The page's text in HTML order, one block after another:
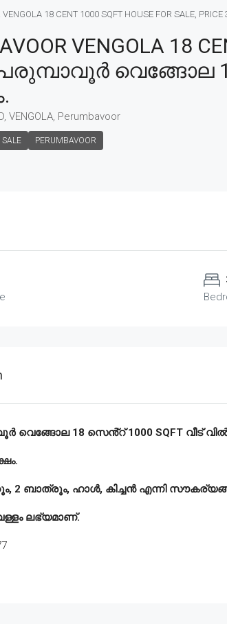
VENGOLA 18 CENT 1000 SQFT HOUSE FOR
VENGOLA 18
വെങ്ങോല
VENGOLA, Perumbavoor
SALE PERUMBAVOOR
വെങ്ങോല 18 സെൻ്റ് 1000 SQFT വീട്
2 ബാത്രൂം, ഹാൾ, കിച്ചൻ എന്നി
ലഭ്യമാണ്.